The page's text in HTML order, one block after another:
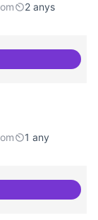
2 anys
1 any
comunicació